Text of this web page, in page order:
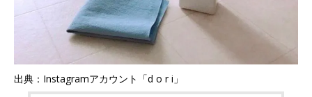
出典：Instagramアカウント「d o r i」